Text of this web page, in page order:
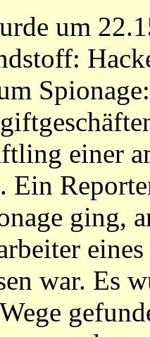
um
einer
Ein
ging,
war. Es